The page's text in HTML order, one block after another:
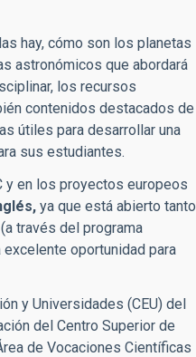
hay, cómo son los planetas
astronómicos que abordará
los recursos
contenidos destacados de
útiles para desarrollar una
sus estudiantes.
y en los proyectos europeos
ya que está abierto tanto
través del programa
oportunidad para
y Universidades (CEU) del
del Centro Superior de
de Vocaciones Científicas